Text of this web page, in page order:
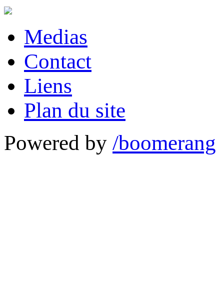
Medias
Contact
Liens
Plan du site
Powered by /boomerang